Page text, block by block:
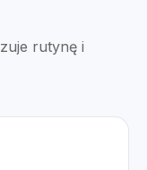
rutynę i